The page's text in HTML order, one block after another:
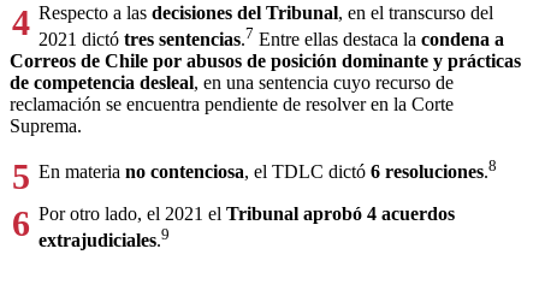
4 Respecto a las decisiones del Tribunal, en el transcurso del
2021 dictó tres sentencias.7 Entre ellas destaca la condena a
Correos de Chile por abusos de posición dominante y prácticas
de competencia desleal, en una sentencia cuyo recurso de
reclamación se encuentra pendiente de resolver en la Corte
Suprema.
5 En materia no contenciosa, el TDLC dictó 6 resoluciones.8
6 Por otro lado, el 2021 el Tribunal aprobó 4 acuerdos
extrajudiciales.9